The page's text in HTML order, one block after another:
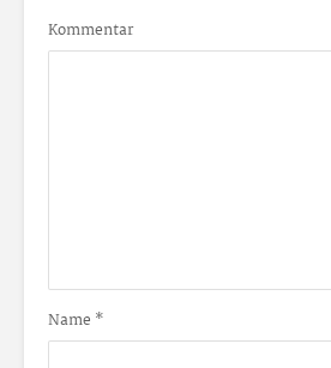
Kommentar
Name *